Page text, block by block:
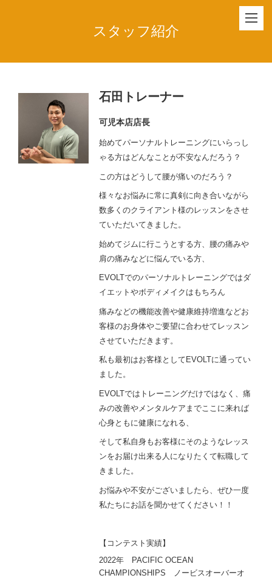
スタッフ紹介
石田トレーナー
可児本店店長
始めてパーソナルトレーニングにいらっし
ゃる方はどんなことが不安なんだろう？
この方はどうして腰が痛いのだろう？
様々なお悩みに常に真剣に向き合いながら
数多くのクライアント様のレッスンをさせ
ていただいてきました。
始めてジムに行こうとする方、腰の痛みや
肩の痛みなどに悩んでいる方、
EVOLTでのパーソナルトレーニングではダ
イエットやボディメイクはもちろん
痛みなどの機能改善や健康維持増進などお
客様のお身体やご要望に合わせてレッスン
させていただきます。
私も最初はお客様としてEVOLTに通ってい
ました。
EVOLTではトレーニングだけではなく、痛
みの改善やメンタルケアまでここに来れば
心身ともに健康になれる、
そして私自身もお客様にそのようなレッス
ンをお届け出来る人になりたくて転職して
きました。
お悩みや不安がございましたら、ぜひ一度
私たちにお話を聞かせてください！！
【コンテスト実績】
2022年 PACIFIC OCEAN
CHAMPIONSHIPS ノービスオーバーオ